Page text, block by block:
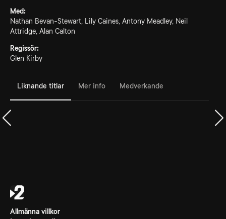
Med:
Nathan Bevan-Stewart, Lily Caines, Antony Meadley, Neil
Attridge, Alan Calton
Regissör:
Glen Kirby
Liknande titlar Mer info Medverkande
Allmänna villkor